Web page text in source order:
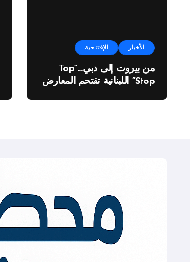
الأخبار الإفتتاحية
من بيروت إلى دبي…”Top
Stop” اللبنانية تقتحم المعارض